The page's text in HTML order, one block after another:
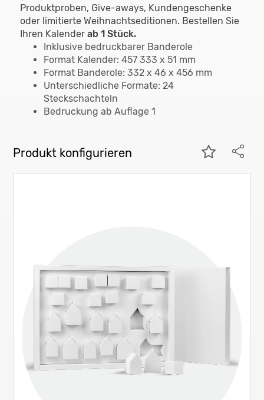
Produktproben, Give-aways, Kundengeschenke
oder limitierte Weihnachtseditionen. Bestellen Sie
Ihren Kalender ab 1 Stück.
Inklusive bedruckbarer Banderole
Format Kalender: 457 333 x 51 mm
Format Banderole: 332 x 46 x 456 mm
Unterschiedliche Formate: 24
Steckschachteln
Bedruckung ab Auflage 1
Produkt konfigurieren